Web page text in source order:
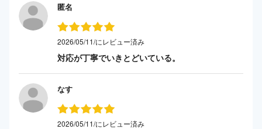
匿名
2026/05/11/にレビュー済み
対応が丁寧でいきとどいている。
なす
2026/05/11/にレビュー済み